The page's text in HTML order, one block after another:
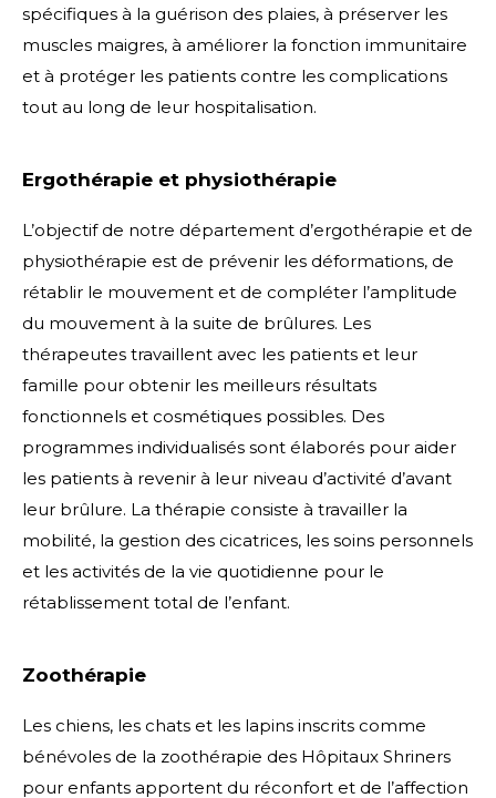
spécifiques à la guérison des plaies, à préserver les
muscles maigres, à améliorer la fonction immunitaire
et à protéger les patients contre les complications
tout au long de leur hospitalisation.
Ergothérapie et physiothérapie
L’objectif de notre département d’ergothérapie et de
physiothérapie est de prévenir les déformations, de
rétablir le mouvement et de compléter l’amplitude
du mouvement à la suite de brûlures. Les
thérapeutes travaillent avec les patients et leur
famille pour obtenir les meilleurs résultats
fonctionnels et cosmétiques possibles. Des
programmes individualisés sont élaborés pour aider
les patients à revenir à leur niveau d’activité d’avant
leur brûlure. La thérapie consiste à travailler la
mobilité, la gestion des cicatrices, les soins personnels
et les activités de la vie quotidienne pour le
rétablissement total de l’enfant.
Zoothérapie
Les chiens, les chats et les lapins inscrits comme
bénévoles de la zoothérapie des Hôpitaux Shriners
pour enfants apportent du réconfort et de l’affection